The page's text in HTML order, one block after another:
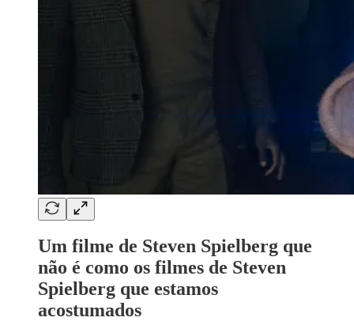
Um filme de Steven Spielberg que
não é como os filmes de Steven
Spielberg que estamos
acostumados